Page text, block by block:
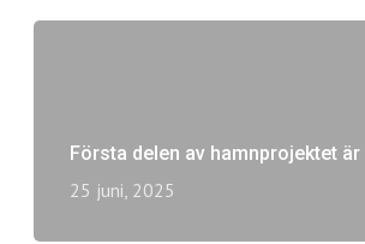
Första delen av hamnprojektet
25 juni, 2025